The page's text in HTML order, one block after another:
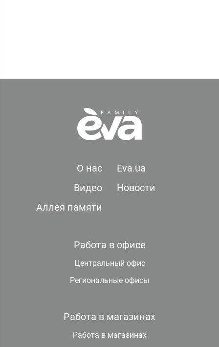
О нас
Eva.ua
Видео
Новости
Аллея памяти
Работа в офисе
Центральный офис
Региональные офисы
Работа в магазинах
Работа в магазинах